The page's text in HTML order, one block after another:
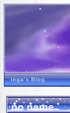
inga's Blog
no name